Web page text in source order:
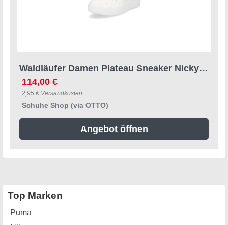
Waldläufer Damen Plateau Sneaker Nicky weiß Sneaker
114,00 €
2,95 € Versandkosten
Schuhe Shop (via OTTO)
Angebot öffnen
Top Marken
Puma